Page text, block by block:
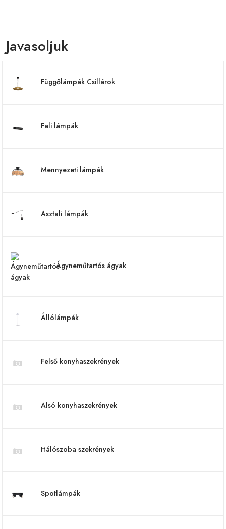
Javasoljuk
Függőlámpák Csillárok
Fali lámpák
Mennyezeti lámpák
Asztali lámpák
Ágyneműtartós ágyak
Állólámpák
Felső konyhaszekrények
Alsó konyhaszekrények
Hálószoba szekrények
Spotlámpák